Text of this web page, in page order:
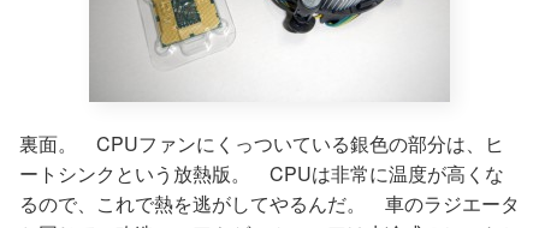
裏面。 CPUファンにくっついている銀色の部分は、ヒ
ートシンクという放熱版。 CPUは非常に温度が高くな
るので、これで熱を逃がしてやるんだ。 車のラジエータ